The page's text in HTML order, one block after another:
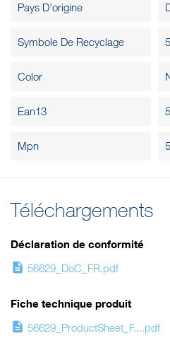
Pays D’origine
Symbole De Recyclage 5
Color
Ean13
Mpn
Téléchargements
Déclaration de conformité
description 56629_DoC_FR.pdf
Fiche technique produit
description 56629_ProductSheet_F....pdf